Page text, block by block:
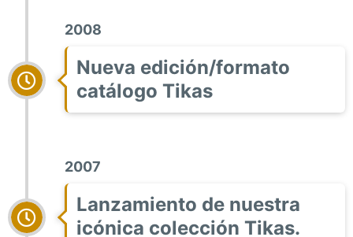
2008
Nueva edición/formato
catálogo Tikas
2007
Lanzamiento de nuestra
icónica colección Tikas.